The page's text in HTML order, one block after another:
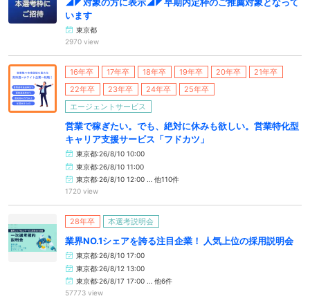
います
東京都
2970 view
16年卒 17年卒 18年卒 19年卒 20年卒
21年卒
22年卒
23年卒 24年卒
25年卒
エージェントサービス
営業で稼ぎたい。でも、絶対に休みも欲しい。営業特化型
キャリア支援サービス「フドカツ」
東京都:26/8/10 10:00
東京都:26/8/10 11:00
東京都:26/8/10 12:00 … 他110件
1720 view
28年卒 本選考説明会
業界NO.1シェアを誇る注目企業！ 人気上位の採用説明会
東京都:26/8/10 17:00
東京都:26/8/12 13:00
東京都:26/8/17 17:00 … 他6件
57773 view